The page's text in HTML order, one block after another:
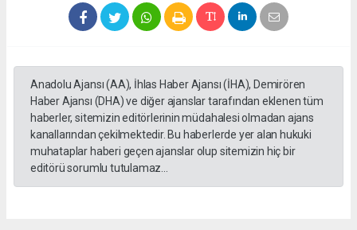
Anadolu Ajansı (AA), İhlas Haber Ajansı (İHA), Demirören
Haber Ajansı (DHA) ve diğer ajanslar tarafından eklenen tüm
haberler, sitemizin editörlerinin müdahalesi olmadan ajans
kanallarından çekilmektedir. Bu haberlerde yer alan hukuki
muhataplar haberi geçen ajanslar olup sitemizin hiç bir
editörü sorumlu tutulamaz...